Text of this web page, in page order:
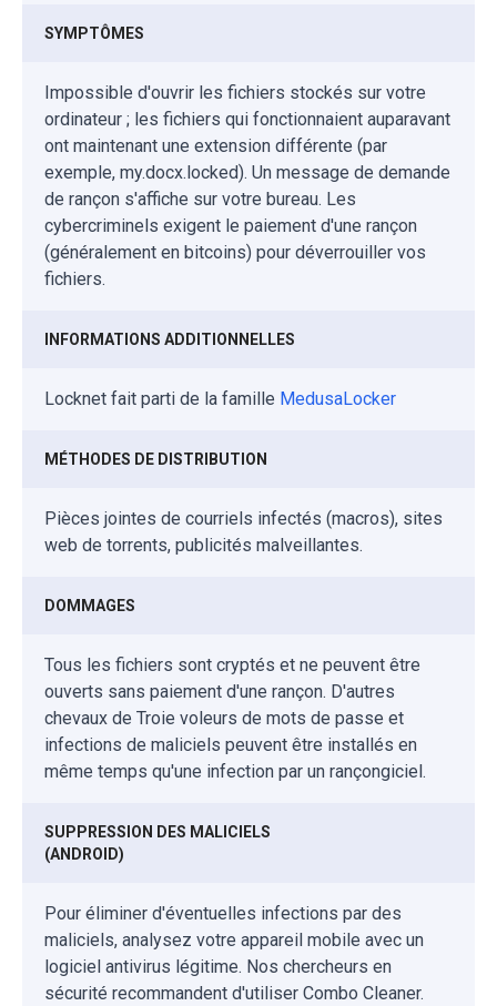
SYMPTÔMES
Impossible d'ouvrir les fichiers stockés sur votre
ordinateur ; les fichiers qui fonctionnaient auparavant
ont maintenant une extension différente (par
exemple, my.docx.locked). Un message de demande
de rançon s'affiche sur votre bureau. Les
cybercriminels exigent le paiement d'une rançon
(généralement en bitcoins) pour déverrouiller vos
fichiers.
INFORMATIONS ADDITIONNELLES
Locknet fait parti de la famille MedusaLocker
MÉTHODES DE DISTRIBUTION
Pièces jointes de courriels infectés (macros), sites
web de torrents, publicités malveillantes.
DOMMAGES
Tous les fichiers sont cryptés et ne peuvent être
ouverts sans paiement d'une rançon. D'autres
chevaux de Troie voleurs de mots de passe et
infections de maliciels peuvent être installés en
même temps qu'une infection par un rançongiciel.
SUPPRESSION DES MALICIELS
(ANDROID)
Pour éliminer d'éventuelles infections par des
maliciels, analysez votre appareil mobile avec un
logiciel antivirus légitime. Nos chercheurs en
sécurité recommandent d'utiliser Combo Cleaner.